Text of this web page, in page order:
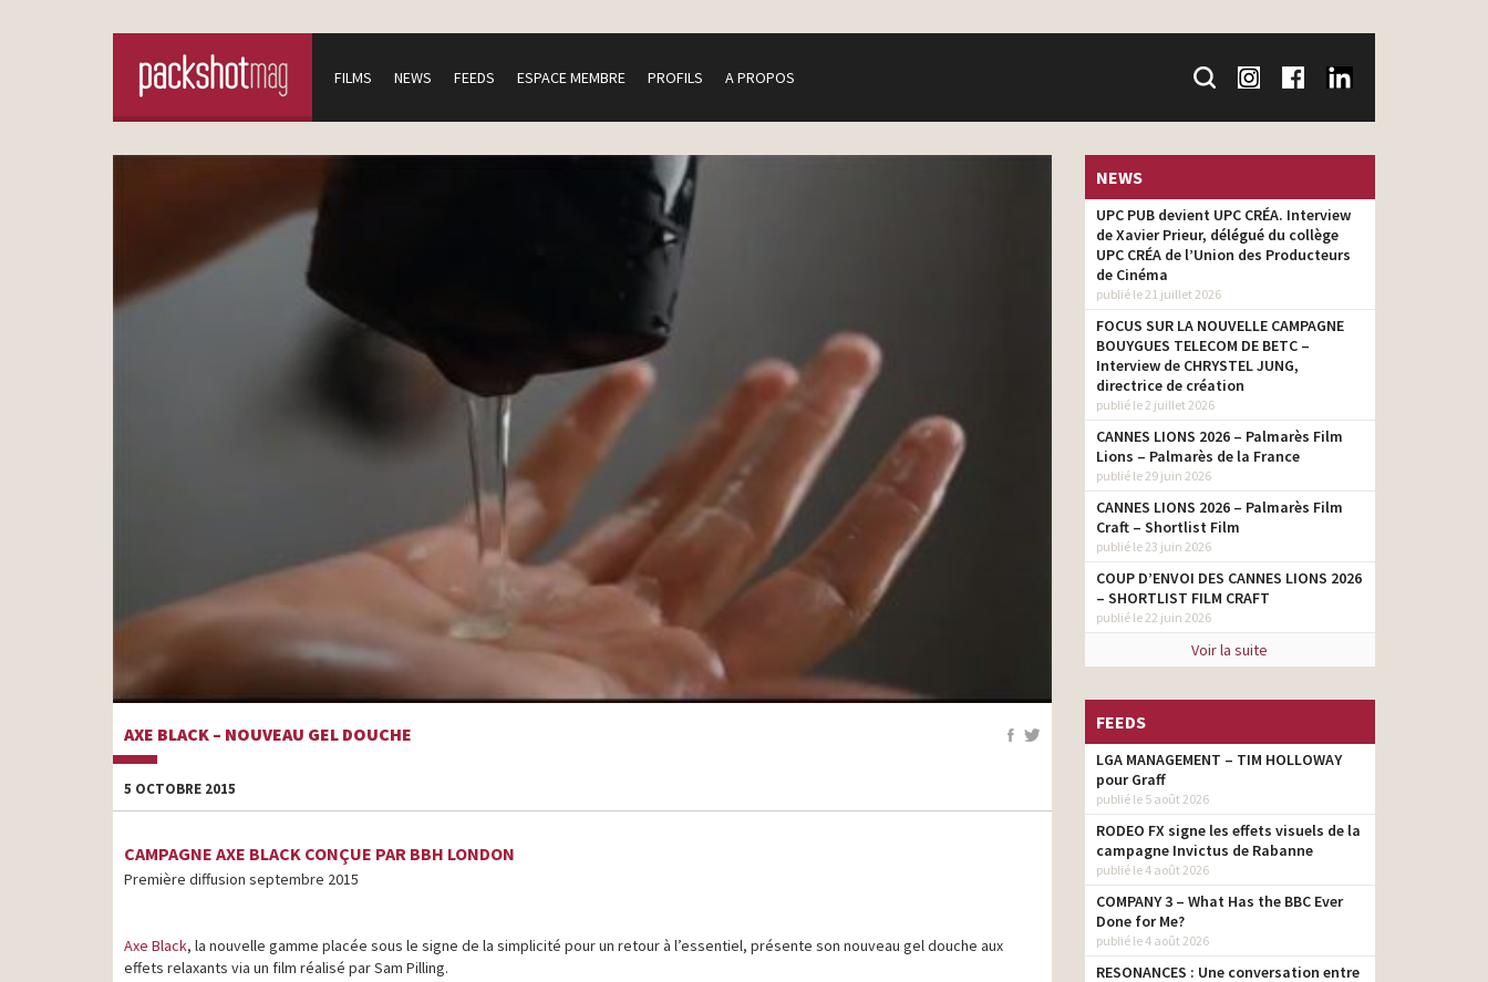
FILMS NEWS FEEDS ESPACE MEMBRE PROFILS A PROPOS
AXE BLACK – NOUVEAU GEL DOUCHE
5 OCTOBRE 2015
CAMPAGNE AXE BLACK CONÇUE PAR BBH LONDON
Première diffusion septembre 2015
Axe Black, la nouvelle gamme placée sous le signe de la simplicité pour un retour à l’essentiel, présente son nouveau gel douche aux
effets relaxants via un film réalisé par Sam Pilling.
NEWS
UPC PUB devient UPC CRÉA. Interview
de Xavier Prieur, délégué du collège
UPC CRÉA de l’Union des Producteurs
de Cinéma
publié le 21 juillet 2026
FOCUS SUR LA NOUVELLE CAMPAGNE
BOUYGUES TELECOM DE BETC –
Interview de CHRYSTEL JUNG,
directrice de création
publié le 2 juillet 2026
CANNES LIONS 2026 – Palmarès Film
Lions – Palmarès de la France
publié le 29 juin 2026
CANNES LIONS 2026 – Palmarès Film
Craft – Shortlist Film
publié le 23 juin 2026
COUP D’ENVOI DES CANNES LIONS 2026
– SHORTLIST FILM CRAFT
publié le 22 juin 2026
Voir la suite
FEEDS
LGA MANAGEMENT – TIM HOLLOWAY
pour Graff
publié le 5 août 2026
RODEO FX signe les effets visuels de la
campagne Invictus de Rabanne
publié le 4 août 2026
COMPANY 3 – What Has the BBC Ever
Done for Me?
publié le 4 août 2026
RESONANCES : Une conversation entre